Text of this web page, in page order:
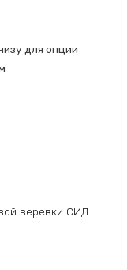
для опции
веревки СИД